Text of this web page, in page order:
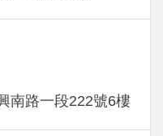
南路一段222號6樓